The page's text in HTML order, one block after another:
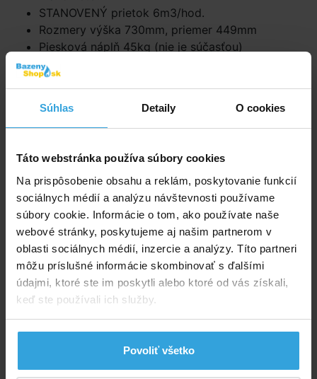
Súhlas Detaily O cookies
Táto webstránka používa súbory cookies
Na prispôsobenie obsahu a reklám, poskytovanie funkcií
sociálnych médií a analýzu návštevnosti používame
súbory cookie. Informácie o tom, ako používate naše
webové stránky, poskytujeme aj našim partnerom v
oblasti sociálnych médií, inzercie a analýzy. Títo partneri
môžu príslušné informácie skombinovať s ďalšími
údajmi, ktoré ste im poskytli alebo ktoré od vás získali,
keď ste používali ich služby.
Povoliť všetko
STANOVENÝ prietok 6m3/hod.
Rozmery výška 730mm, priemer 449mm
Piesková náplň 45kg (nie je súčasťou)
Iba samostatná filtračná nádoba s ovládacím 6-
cestným SIDE ventilombez čerpadla.
Dokumenty na stiahnutie
Návod na pieskové filtre s SIDE ventilom
Doporučené príslušenstvo (1)
Filtračný piesok 25kg